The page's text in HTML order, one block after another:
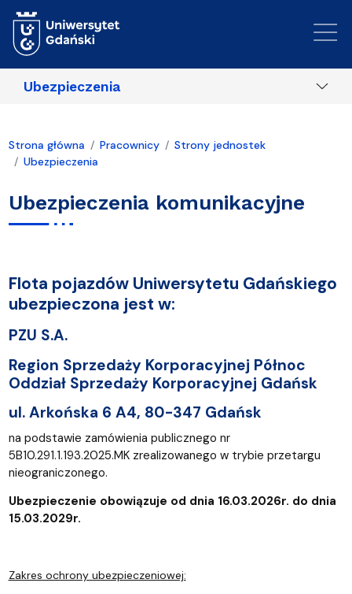
Ubezpieczenia
Strona główna Pracownicy
Strony jednostek
Ubezpieczenia
Ubezpieczenia komunikacyjne
Flota pojazdów Uniwersytetu Gdańskiego
ubezpieczona jest w:
PZU S.A.
Region Sprzedaży Korporacyjnej Północ
Oddział Sprzedaży Korporacyjnej Gdańsk
ul. Arkońska 6 A4, 80-347 Gdańsk
na podstawie zamówienia publicznego nr
5B10.291.1.193.2025.MK zrealizowanego w trybie przetargu
nieograniczonego.
Ubezpieczenie obowiązuje od dnia 16.03.2026r. do dnia
15.03.2029r.
Zakres ochrony ubezpieczeniowej: